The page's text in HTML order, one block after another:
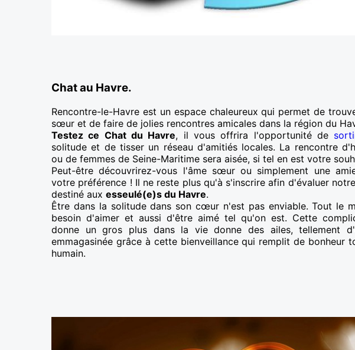
Chat au Havre.
Rencontre-le-Havre est un espace chaleureux qui permet de
sœur et de faire de jolies rencontres amicales dans la région du
Testez ce Chat du Havre, il vous offrira l'opportunité de
solitude et de tisser un réseau d'amitiés locales. La rencontre
ou de femmes de Seine-Maritime sera aisée, si tel en est votre
Peut-être découvrirez-vous l'âme sœur ou simplement une
votre préférence ! Il ne reste plus qu'à s'inscrire afin d'évaluer
destiné aux esseulé(e)s du Havre.
Être dans la solitude dans son cœur n'est pas enviable. Tout le
besoin d'aimer et aussi d'être aimé tel qu'on est. Cette
donne un gros plus dans la vie donne des ailes, tellement
emmagasinée grâce à cette bienveillance qui remplit de bonheur
humain.